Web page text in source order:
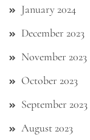
January 2024
December 2023
November 2023
October 2023
September 2023
August 2023